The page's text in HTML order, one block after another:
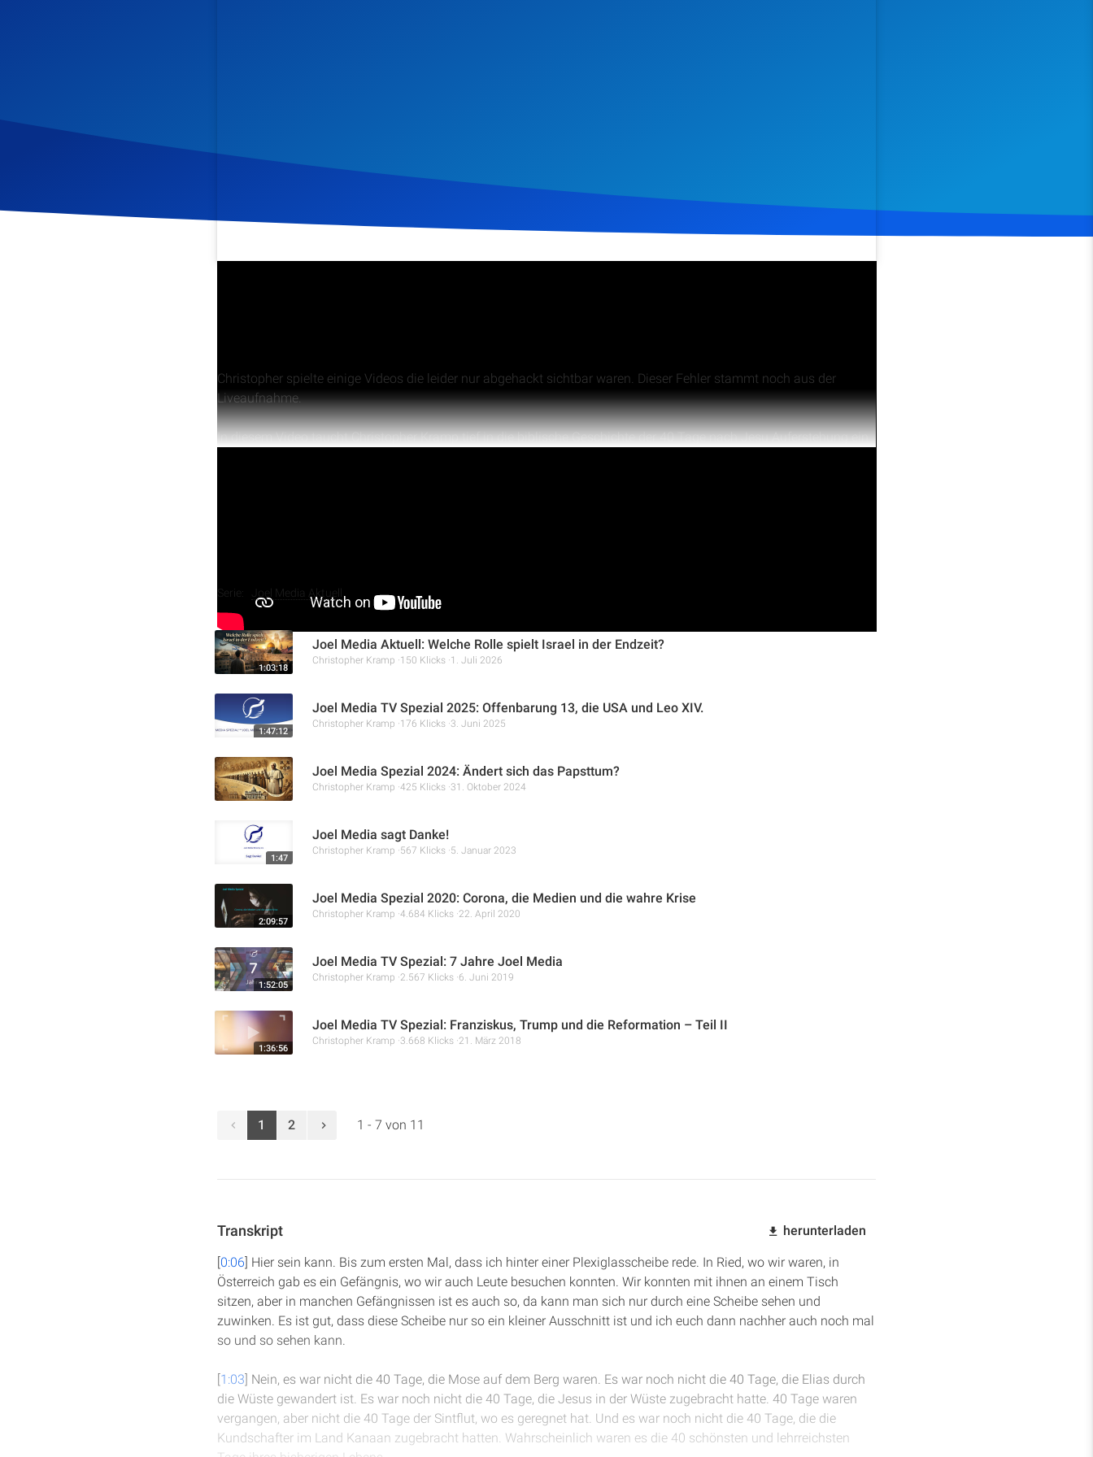
Christopher spielte einige Videos die leider nur abgehackt sichtbar waren. Dieser Fehler stammt noch aus der
Liveaufnahme.
In diesem Video taucht Christopher Kramp tief in die biblische Geschichte der 40 Tage nach Jesu Auferstehung ein
Serie: Joel Media Aktuell
1:03:18
Joel Media Aktuell: Welche Rolle spielt Israel in der Endzeit?
Christopher Kramp 150 Klicks 1. Juli 2026
1:47:12
Joel Media TV Spezial 2025: Offenbarung 13, die USA und Leo XIV.
Christopher Kramp 176 Klicks 3. Juni 2025
Joel Media Spezial 2024: Ändert sich das Papsttum?
Christopher Kramp 425 Klicks 31. Oktober 2024
1:47
Joel Media sagt Danke!
Christopher Kramp 567 Klicks 5. Januar 2023
2:09:57
Joel Media Spezial 2020: Corona, die Medien und die wahre Krise
Christopher Kramp 4.684 Klicks 22. April 2020
1:52:05
Joel Media TV Spezial: 7 Jahre Joel Media
Christopher Kramp 2.567 Klicks 6. Juni 2019
1:36:56
Joel Media TV Spezial: Franziskus, Trump und die Reformation – Teil II
Christopher Kramp 3.668 Klicks 21. März 2018
1 2 1 - 7 von 11
Transkript herunterladen
[0:06] Hier sein kann. Bis zum ersten Mal, dass ich hinter einer Plexiglasscheibe rede. In Ried, wo wir waren, in
Österreich gab es ein Gefängnis, wo wir auch Leute besuchen konnten. Wir konnten mit ihnen an einem Tisch
sitzen, aber in manchen Gefängnissen ist es auch so, da kann man sich nur durch eine Scheibe sehen und
zuwinken. Es ist gut, dass diese Scheibe nur so ein kleiner Ausschnitt ist und ich euch dann nachher auch noch mal
so und so sehen kann.
[1:03] Nein, es war nicht die 40 Tage, die Mose auf dem Berg waren. Es war noch nicht die 40 Tage, die Elias durch
die Wüste gewandert ist. Es war noch nicht die 40 Tage, die Jesus in der Wüste zugebracht hatte. 40 Tage waren
vergangen, aber nicht die 40 Tage der Sintflut, wo es geregnet hat. Und es war noch nicht die 40 Tage, die die
Kundschafter im Land Kanaan zugebracht hatten. Wahrscheinlich waren es die 40 schönsten und lehrreichsten